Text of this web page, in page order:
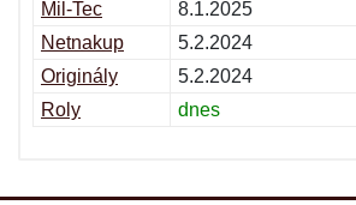
Mil-Tec
8.1.2025
Netnakup
5.2.2024
Originály
5.2.2024
Roly
dnes